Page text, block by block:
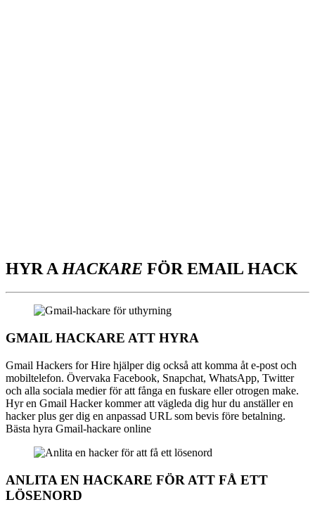
HYR A HACKARE FÖR EMAIL HACK
GMAIL HACKARE ATT HYRA
Gmail Hackers for Hire hjälper dig också att komma åt e-post och
mobiltelefon. Övervaka Facebook, Snapchat, WhatsApp, Twitter
och alla sociala medier för att fånga en fuskare eller otrogen make.
Hyr en Gmail Hacker kommer att vägleda dig hur du anställer en
hacker plus ger dig en anpassad URL som bevis före betalning.
Bästa hyra Gmail-hackare online
ANLITA EN HACKARE FÖR ATT FÅ ETT
LÖSENORD